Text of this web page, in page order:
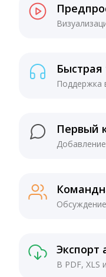
Поддержка
Первый
Экспорт
В PDF, XLS